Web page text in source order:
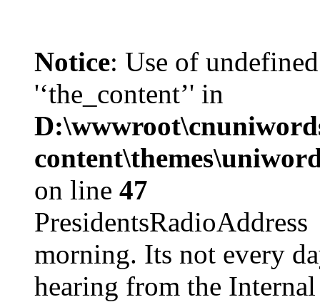
Notice: Use of
'‘the_content’' in
on line 47
morning. Its not every
hearing from the